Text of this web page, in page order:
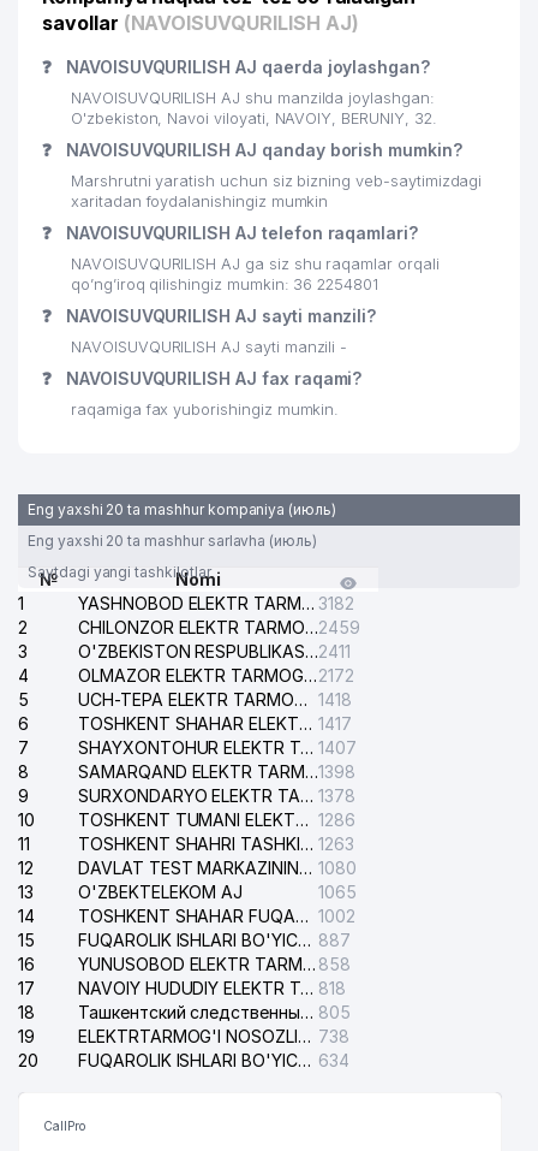
savollar (NAVOISUVQURILISH AJ)
❓ NAVOISUVQURILISH AJ qaerda joylashgan?
NAVOISUVQURILISH AJ shu manzilda joylashgan:
O'zbekiston, Navoi viloyati, NAVOIY, BERUNIY, 32.
❓ NAVOISUVQURILISH AJ qanday borish mumkin?
Marshrutni yaratish uchun siz bizning veb-saytimizdagi
xaritadan foydalanishingiz mumkin
❓ NAVOISUVQURILISH AJ telefon raqamlari?
NAVOISUVQURILISH AJ ga siz shu raqamlar orqali
qo’ng’iroq qilishingiz mumkin: 36 2254801
❓ NAVOISUVQURILISH AJ sayti manzili?
NAVOISUVQURILISH AJ sayti manzili -
❓ NAVOISUVQURILISH AJ fax raqami?
raqamiga fax yuborishingiz mumkin.
Eng yaxshi 20 ta mashhur kompaniya (июль)
Eng yaxshi 20 ta mashhur sarlavha (июль)
Saytdagi yangi tashkilotlar
№
Nomi
1
YASHNOBOD ELEKTR TARMOG'I NOSOZLIKLARI XIZMATI 3182
2
CHILONZOR ELEKTR TARMOG'I NOSOZLIK XIZMATI2459
3
O'ZBEKISTON RESPUBLIKASI BOSH PROKURATURASI ISHONCH TELEFONI2411
4
OLMAZOR ELEKTR TARMOG'I NOSOZLIKLARI XIZMATI2172
5
UCH-TEPA ELEKTR TARMOG'I NOSOZLIKLARI XIZMATI 1418
6
TOSHKENT SHAHAR ELEKTR TARMOQLARI KORXONASI AJ 1417
7
SHAYXONTOHUR ELEKTR TARMOG'I NOSOZLIKLARINI TUZATISH XIZMATI 1407
8
SAMARQAND ELEKTR TARMOQLARI AJ1398
9
SURXONDARYO ELEKTR TARMOQLARI AJ 1378
10
TOSHKENT TUMANI ELEKTR TARMOG'I AVARIYA XIZMATI 1286
11
TOSHKENT SHAHRI TASHKILOT TELEFONLARI HAQIDA MA'LUMOT BYUROSI 1263
12
DAVLAT TEST MARKAZINING ISHONCH TELEFONLARI 1080
13
O'ZBEKTELEKOM AJ
1065
14
TOSHKENT SHAHAR FUQAROLIK ISHLARI BO'YICHA SUDI 1002
15
FUQAROLIK ISHLARI BO'YICHA YAKKASAROY TUMANLARARO SUDI 887
16
YUNUSOBOD ELEKTR TARMOG'I NOSOZLIKLARI XIZMATI 858
17
NAVOIY HUDUDIY ELEKTR TARMOQLARI KORXONASI AJ 818
18
Ташкентский следственный изолятор 805
19
ELEKTRTARMOG'I NOSOZLIKLARINI TO'ZATISH SERGELI XIZMATI 738
20
FUQAROLIK ISHLARI BO'YICHA UCH-TEPA TUMANI SUDI 634
CallPro